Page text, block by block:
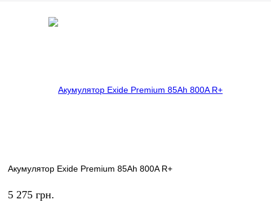
Акумулятор Exide Premium 85Ah 800A R+
5 275 грн.